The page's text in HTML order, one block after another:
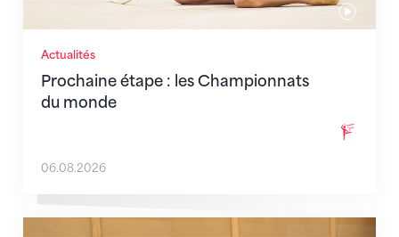
Actualités
Prochaine étape : les Championnats
du monde
06.08.2026
En route pour Zagreb avec des objectifs clairs